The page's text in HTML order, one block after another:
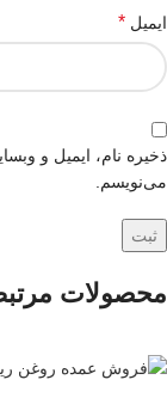
ایمیل *
ذخیره نام، ایمیل و
می‌نویسم.
محصولات